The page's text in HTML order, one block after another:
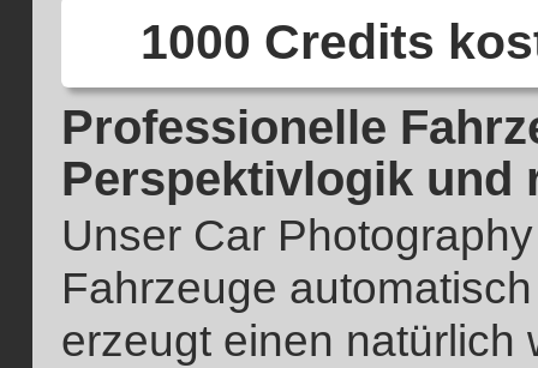
1000 Credits
Professionelle
Perspektivlogik und
Unser Car
Fahrzeuge
erzeugt einen natürlich